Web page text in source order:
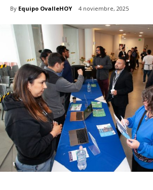
By Equipo OvalleHOY 4 noviembre, 2025